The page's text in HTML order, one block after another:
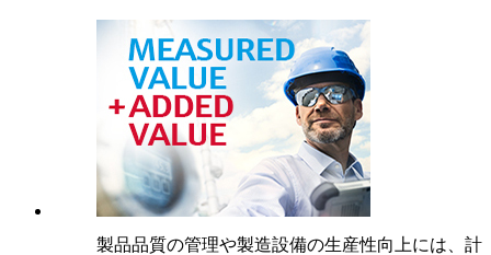
製品品質の管理や製造設備の生産性向上には、計